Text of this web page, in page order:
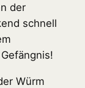
der
schnell
Würm